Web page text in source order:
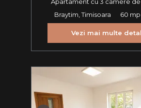
Braytim, Timisoara
60 mp
Vezi mai multe